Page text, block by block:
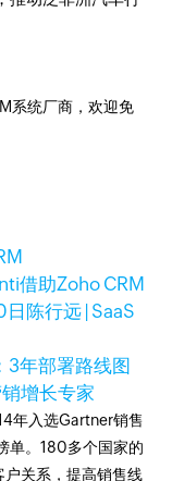
系统厂商，欢迎免
借助Zoho CRM
陈行远 | SaaS
3年部署路线图
增长专家
年入选Gartner销售
单。180多个国家的
关系，提高销售线